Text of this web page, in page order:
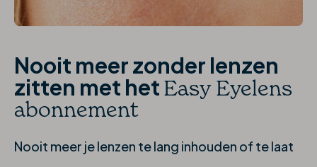
Nooit meer zonder lenzen
zitten met hetEasy Eyelens
abonnement
Nooit meer je lenzen te lang inhouden of te laat